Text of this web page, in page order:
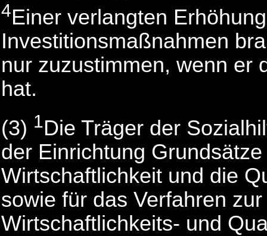
4Einer verlangten
Investitionsmaßnahmen
nur zuzustimmen, wenn er
hat.
(3) 1Die Träger der
der Einrichtung
Wirtschaftlichkeit und die
sowie für das Verfahren
Wirtschaftlichkeits- und